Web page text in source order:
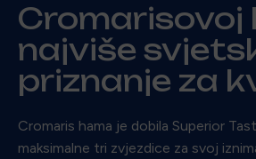
Cromarisovoj
najviše
priznanje za
Cromaris hama je dobila Superior
maksimalne tri zvjezdice za svoj